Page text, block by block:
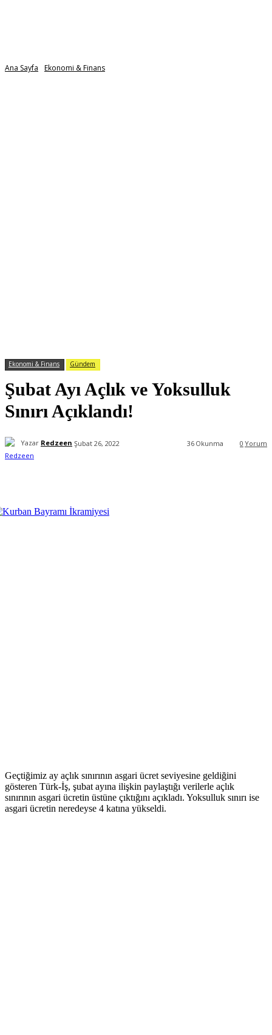
Ana Sayfa Ekonomi & Finans
Ekonomi & Finans Gündem
Şubat Ayı Açlık ve Yoksulluk
Sınırı Açıklandı!
Yazar Redzeen Şubat 26, 2022 0 Yorum
36 Okunma
Geçtiğimiz ay açlık sınırının asgari ücret seviyesine geldiğini
gösteren Türk-İş, şubat ayına ilişkin paylaştığı verilerle açlık
sınırının asgari ücretin üstüne çıktığını açıkladı. Yoksulluk sınırı ise
asgari ücretin neredeyse 4 katına yükseldi.